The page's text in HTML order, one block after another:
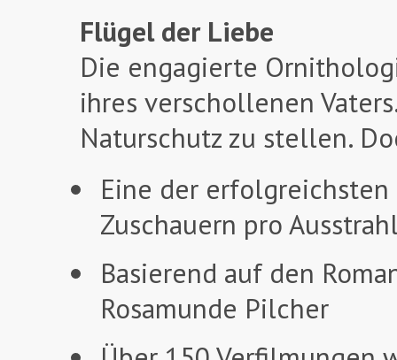
Flügel der Liebe
Die engagierte
ihres verschollenen
Naturschutz zu stellen.
Eine der
Zuschauern pro
Basierend auf den
Rosamunde Pilcher